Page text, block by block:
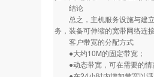
结论
总之，主机服务设施与建立
务，装备可伸缩的宽带网络连
客户带宽的分配方式
●大约10M的固定带宽；
●动态带宽，可在需要的情